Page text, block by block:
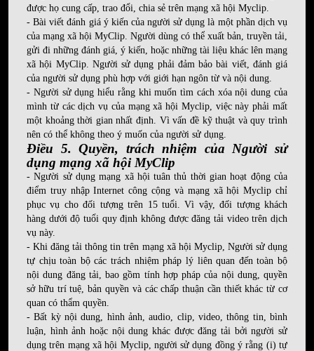
được họ cung cấp, trao đổi, chia sẻ trên mạng xã hội Myclip.
- Bài viết đánh giá ý kiến của người sử dụng là một phần dịch vụ
của mạng xã hội MyClip. Người dùng có thể xuất bản, truyền tải,
gửi đi những đánh giá, ý kiến, hoặc những tài liệu khác lên mạng
xã hội MyClip. Người sử dụng phải đảm bảo bài viết, đánh giá
của người sử dụng phù hợp với giới hạn ngôn từ và nội dung.
- Người sử dụng hiểu rằng khi muốn tìm cách xóa nội dung của
mình từ các dịch vụ của mạng xã hội Myclip, việc này phải mất
một khoảng thời gian nhất định. Vì vấn đề kỹ thuật và quy trình
nên có thể không theo ý muốn của người sử dụng.
Điều 5. Quyền, trách nhiệm của Người sử
dụng mạng xã hội MyClip
- Người sử dụng mạng xã hội tuân thủ thời gian hoạt động của
điểm truy nhập Internet công cộng và mạng xã hội Myclip chỉ
phục vụ cho đối tượng trên 15 tuổi. Vì vậy, đối tượng khách
hàng dưới độ tuổi quy định không được đăng tải video trên dịch
vụ này.
- Khi đăng tải thông tin trên mạng xã hội Myclip, Người sử dụng
tự chịu toàn bộ các trách nhiệm pháp lý liên quan đến toàn bộ
nội dung đăng tải, bao gồm tính hợp pháp của nội dung, quyền
sở hữu trí tuệ, bản quyền và các chấp thuận cần thiết khác từ cơ
quan có thẩm quyền.
- Bất kỳ nội dung, hình ảnh, audio, clip, video, thông tin, bình
luận, hình ảnh hoặc nội dung khác được đăng tải bởi người sử
dụng trên mạng xã hội Myclip, người sử dụng đồng ý rằng (i) tự